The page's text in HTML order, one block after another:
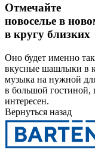
Отмечайте
новоселье в
в кругу близких
Оно будет именно
вкусные шашлыки в
музыка на нужной
в большой гостиной,
интересен.
Вернуться назад